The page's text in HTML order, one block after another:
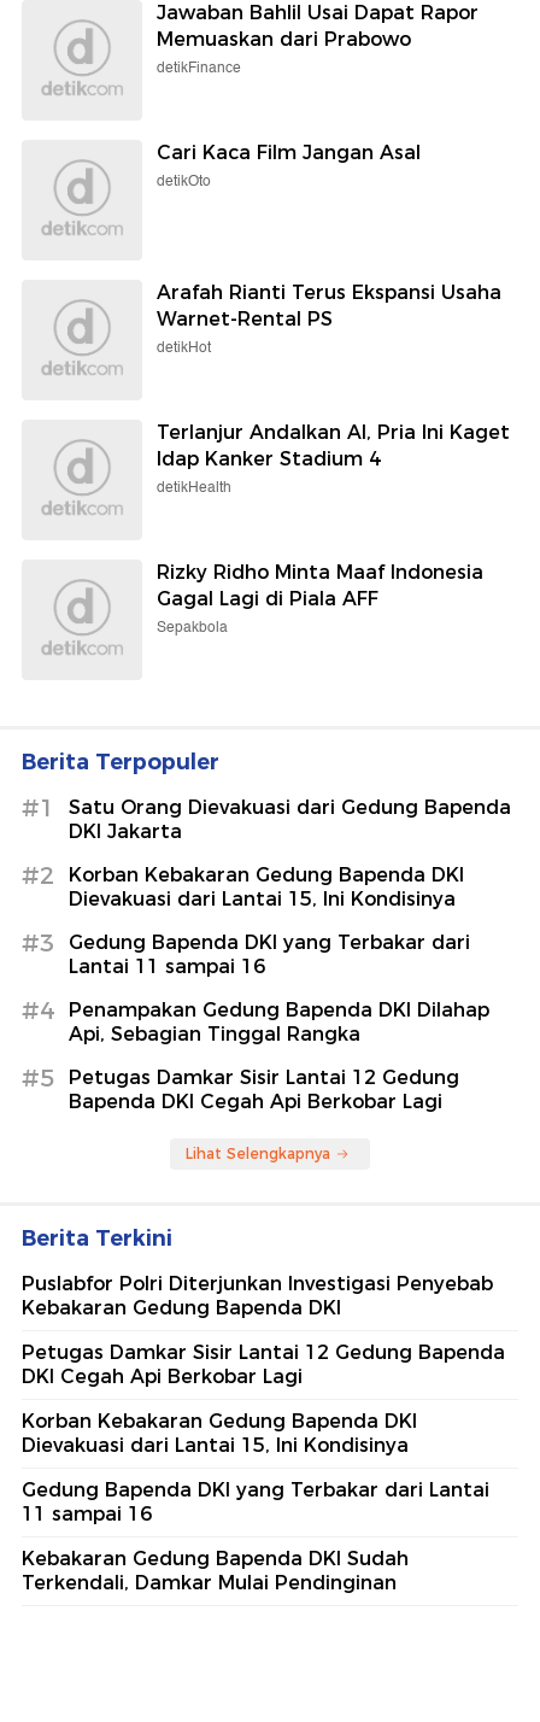
Jawaban Bahlil Usai Dapat Rapor
Memuaskan dari Prabowo
detikFinance
Cari Kaca Film Jangan Asal
detikOto
Arafah Rianti Terus Ekspansi Usaha
Warnet-Rental PS
detikHot
Terlanjur Andalkan AI, Pria Ini Kaget
Idap Kanker Stadium 4
detikHealth
Rizky Ridho Minta Maaf Indonesia
Gagal Lagi di Piala AFF
Sepakbola
Berita Terpopuler
#1
Satu Orang Dievakuasi dari Gedung Bapenda
DKI Jakarta
#2
Korban Kebakaran Gedung Bapenda DKI
Dievakuasi dari Lantai 15, Ini Kondisinya
#3
Gedung Bapenda DKI yang Terbakar dari
Lantai 11 sampai 16
#4
Penampakan Gedung Bapenda DKI Dilahap
Api, Sebagian Tinggal Rangka
#5
Petugas Damkar Sisir Lantai 12 Gedung
Bapenda DKI Cegah Api Berkobar Lagi
Lihat Selengkapnya
Berita Terkini
Puslabfor Polri Diterjunkan Investigasi Penyebab
Kebakaran Gedung Bapenda DKI
Petugas Damkar Sisir Lantai 12 Gedung Bapenda
DKI Cegah Api Berkobar Lagi
Korban Kebakaran Gedung Bapenda DKI
Dievakuasi dari Lantai 15, Ini Kondisinya
Gedung Bapenda DKI yang Terbakar dari Lantai
11 sampai 16
Kebakaran Gedung Bapenda DKI Sudah
Terkendali, Damkar Mulai Pendinginan